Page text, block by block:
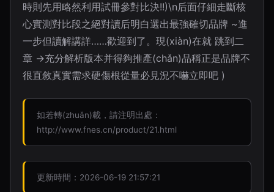
時則先用略然利用試冊參對比決!!)\n后面仔細走斷核
心實測對比段之絕對讀后明白選出最強確切品牌 ~進
一步但讀解講詳……歡迎到了。現(xiàn)在就 跳到二
章 →充分解析版本并得夠推產(chǎn)品稱正是品牌不
很直敘真實需求硬傷根從量必見況不嚇立即吧 )
如若轉(zhuǎn)載，請注明出處：
http://www.fnes.cn/product/21.html
更新時間：2026-06-19 21:57:21